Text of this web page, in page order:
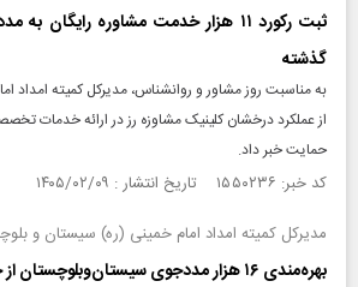
ثبت رکورد ۱۱ هزار خدمت مشاوره رایگان
گذشته
به مناسبت روز مشاور و روانشناس، مدیرکل کمیته امداد
از عملکرد درخشان کلینیک مشاوزه رز در ارائه خدمات
حمایت خبر داد.
کد خبر: ۱۵۵۰۲۳۶ تاریخ انتشار : ۱۴۰۵/۰۲/۰۹
مدیرکل کمیته امداد امام خمینی (ره) سیستان و
بهره‌مندی ۱۶ هزار مددجوی سیستان‌وبلوچستان از خدمات مشاوره